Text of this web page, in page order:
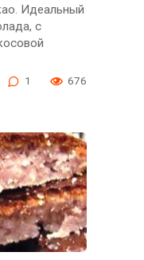
Идеальный
с
1 676